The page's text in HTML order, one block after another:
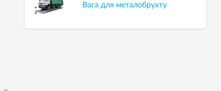
Вага для металобрухту